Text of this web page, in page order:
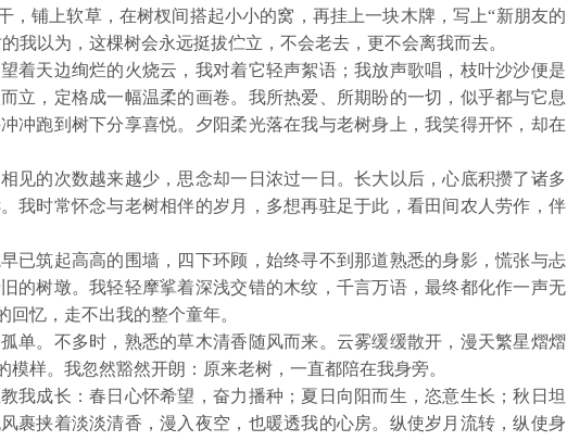
铺上软草，在树杈间搭起小小的窝，再挂上一块木牌，写上“新朋友的
我以为，这棵树会永远挺拔伫立，不会老去，更不会离我而去。
天边绚烂的火烧云，我对着它轻声絮语；我放声歌唱，枝叶沙沙便是
立，定格成一幅温柔的画卷。我所热爱、所期盼的一切，似乎都与它息
冲跑到树下分享喜悦。夕阳柔光落在我与老树身上，我笑得开怀，却在
的次数越来越少，思念却一日浓过一日。长大以后，心底积攒了诸多
我时常怀念与老树相伴的岁月，多想再驻足于此，看田间农人劳作，伴
筑起高高的围墙，四下环顾，始终寻不到那道熟悉的身影，慌张与忐
的树墩。我轻轻摩挲着深浅交错的木纹，千言万语，最终都化作一声无
忆，走不出我的整个童年。
。不多时，熟悉的草木清香随风而来。云雾缓缓散开，漫天繁星熠熠
样。我忽然豁然开朗：原来老树，一直都陪在我身旁。
成长：春日心怀希望，奋力播种；夏日向阳而生，恣意生长；秋日坦
裹挟着淡淡清香，漫入夜空，也暖透我的心房。纵使岁月流转，纵使身